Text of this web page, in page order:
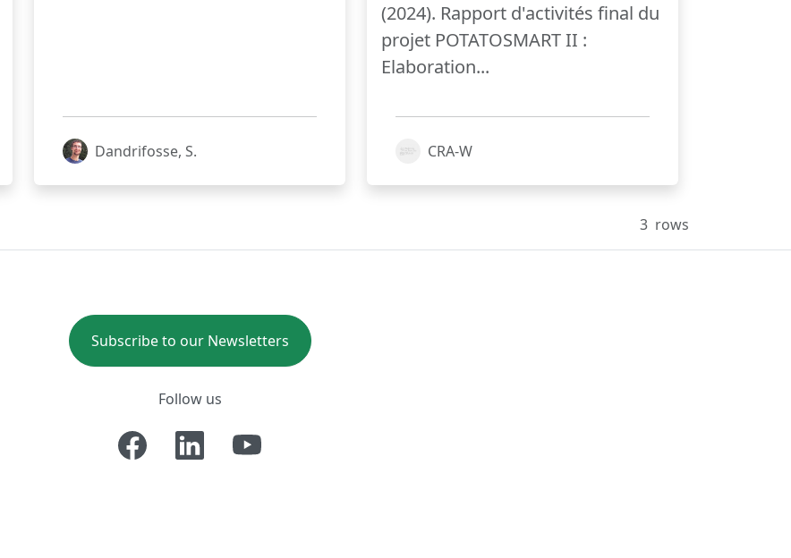
Dandrifosse, S.
(2024). Rapport d'activités final du
projet POTATOSMART II :
Elaboration...
CRA-W
3 rows
Subscribe to our Newsletters
Follow us